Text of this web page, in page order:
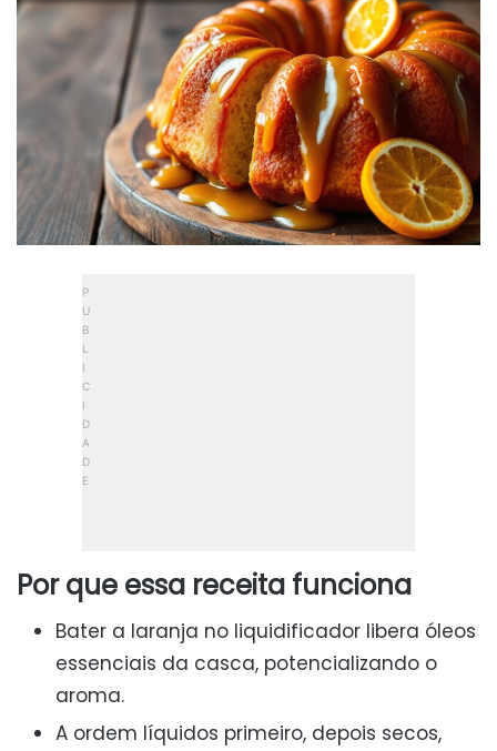
Por que essa receita funciona
Bater a laranja no liquidificador libera óleos
essenciais da casca, potencializando o
aroma.
A ordem líquidos primeiro, depois secos,